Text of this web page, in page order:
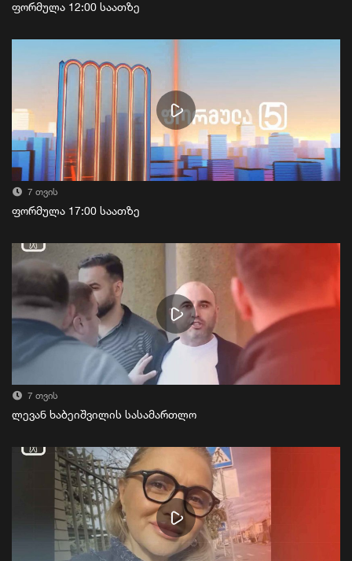
ფორმულა 12:00 საათზე
7 თვის
ფორმულა 17:00 საათზე
7 თვის
ლევან ხაბეიშვილის სასამართლო